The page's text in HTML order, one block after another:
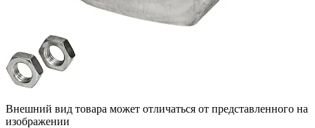
Внешний вид товара может отличаться от представленного на
изображении